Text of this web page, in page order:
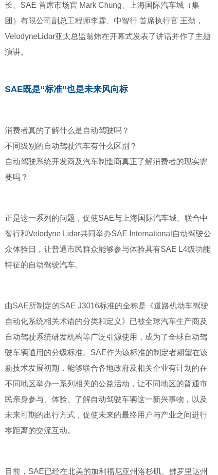
长、SAE 首席市场官 Mark Chung、上海国际汽车城（集
团）有限公司副总工程师李霖、中智行 首席执行官 王劲，
VelodyneLidar亚太总监翁炜在开幕式发表了讲话并作了主题
演讲。
SAE既是“标准”也是未来风向标
消费者真的了解什么是自动驾驶吗？
不同级别的自动驾驶汽车有什么区别？
自动驾驶系统开发商及汽车制造商真正了解消费者的现实需
要吗？
正是这一系列的问题，促使SAE与上海国际汽车城、联合中
智行和Velodyne Lidar共同举办SAE International自动驾驶公
众体验日，让普通市民群众能够参与体验具有SAE L4级功能
特征的自动驾驶汽车。
由SAE所制定的SAE J3016标准的全称是《道路机动车驾驶
自动化系统相关术语的分类和定义》已被全球汽车生产商及
自动驾驶系统研发机构等广泛引源使用，成为了全球自动驾
驶车辆通用的分级标准。SAE作为该标准的制定者期望在该
新技术发展初期，能够联合各地政府及相关企业有计划的在
不同地区举办一系列相关的公益活动，让不同地区的普通市
民亲身参与、体验、了解自动驾驶车辆这一新兴事物，以及
未来可期的出行方式，促使未来的最终用户与产业之间进行
零距离的交流互动。
目前，SAE已经在北美的加利福尼亚州洛杉矶、佛罗里达州